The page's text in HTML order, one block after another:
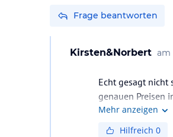
Frage beantworten
Kirsten&Norbert am
Echt gesagt nicht
genauen Preisen
Mehr anzeigen
Hilfreich 0